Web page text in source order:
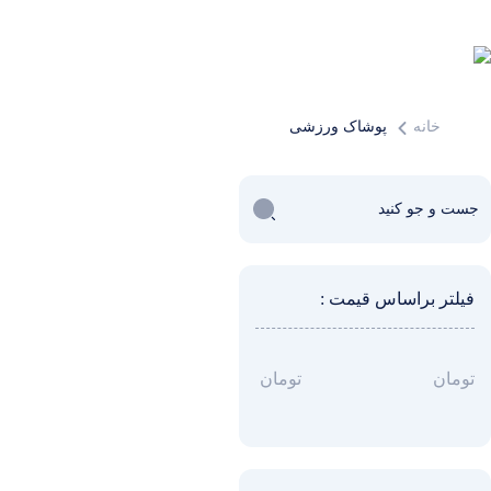
خانه پوشاک ورزشی
فیلتر براساس قیمت :
تومان تومان